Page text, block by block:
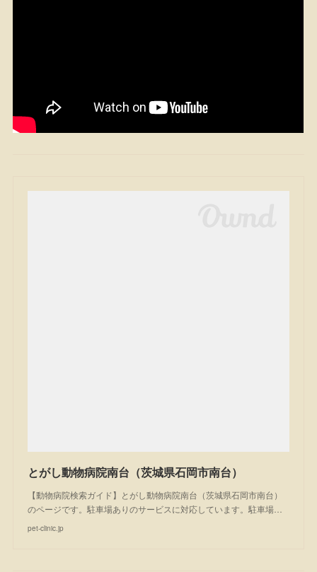
とがし動物病院南台（茨城県石岡市南台）
【動物病院検索ガイド】とがし動物病院南台（茨城県石岡市南台）
のページです。駐車場ありのサービスに対応しています。駐車場…
pet-clinic.jp